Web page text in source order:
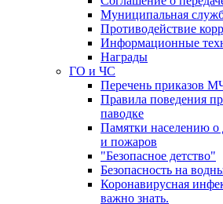
Муниципальная
Противодействие
Информационные
Награды
ГО и ЧС
Перечень приказов
Правила поведения
паводке
Памятки населению о
и пожаров
"Безопасное детство"
Безопасность на
Коронавирусная
важно знать.